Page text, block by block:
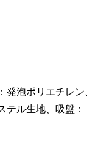
発泡ポリエチレン
テル生地、吸盤：